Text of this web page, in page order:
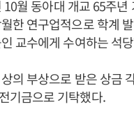
월 동아대 개교 65주년
한 연구업적으로 학계
교수에게 수여하는 석
의 부상으로 받은 상금
기금으로 기탁했다.